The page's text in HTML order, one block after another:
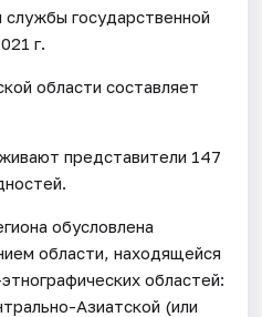
государственной
г.
области составляет
представители 147
обусловлена
области, находящейся
областей:
Азиатской (или